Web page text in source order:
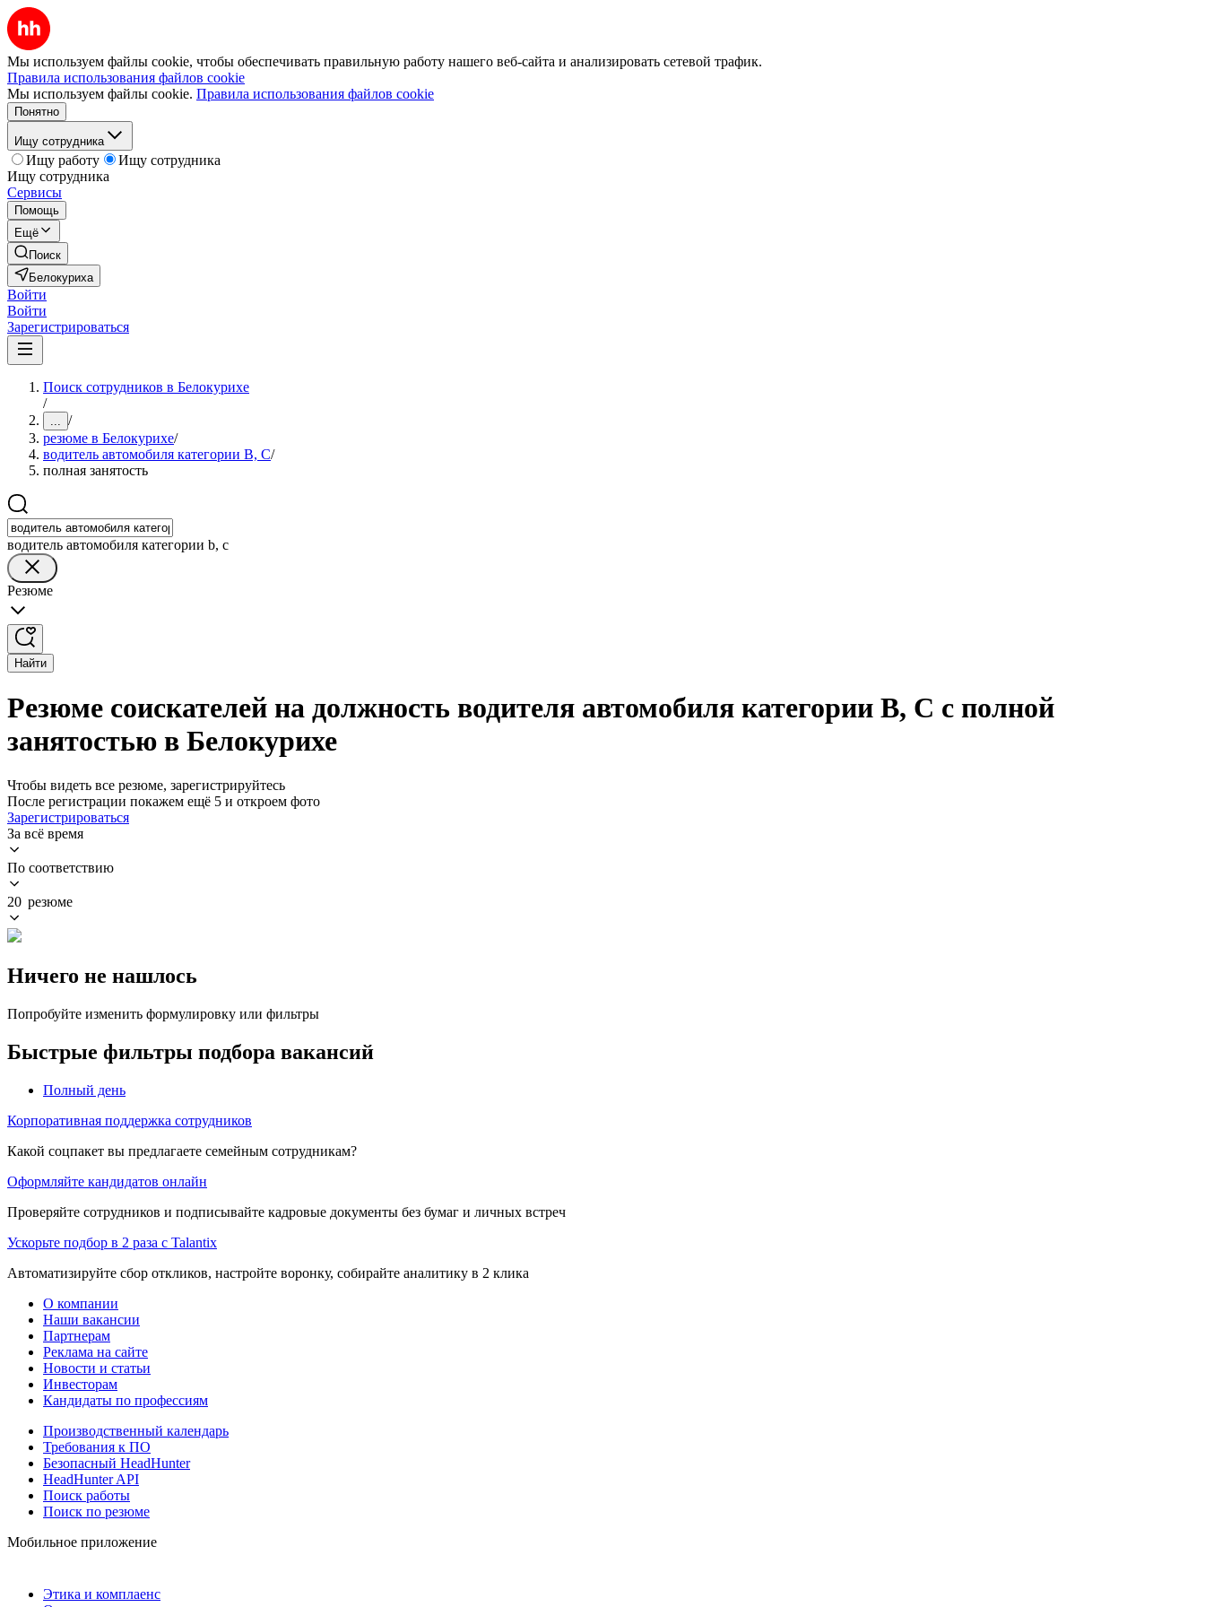
Мы используем файлы cookie, чтобы обеспечивать правильную работу нашего веб-сайта и анализировать сетевой трафик.
Правила использования файлов cookie
Мы используем файлы cookie. Правила использования файлов cookie
Понятно
Ищу сотрудника
Ищу работу
Ищу сотрудника
Ищу сотрудника
Сервисы
Помощь
Ещё
Поиск
Белокуриха
Войти
Войти
Зарегистрироваться
Поиск сотрудников в Белокурихе
/
... /
резюме в Белокурихе/
водитель автомобиля категории B, C/
полная занятость
водитель автомобиля категории b, c
Резюме
Найти
Резюме соискателей на должность водителя автомобиля категории B, C с полной
занятостью в Белокурихе
Чтобы видеть все резюме, зарегистрируйтесь
После регистрации покажем ещё 5 и откроем фото
Зарегистрироваться
За всё время
По соответствию
20 резюме
Ничего не нашлось
Попробуйте изменить формулировку или фильтры
Быстрые фильтры подбора вакансий
Полный день
Корпоративная поддержка сотрудников
Какой соцпакет вы предлагаете семейным сотрудникам?
Оформляйте кандидатов онлайн
Проверяйте сотрудников и подписывайте кадровые документы без бумаг и личных встреч
Ускорьте подбор в 2 раза с Talantix
Автоматизируйте сбор откликов, настройте воронку, собирайте аналитику в 2 клика
О компании
Наши вакансии
Партнерам
Реклама на сайте
Новости и статьи
Инвесторам
Кандидаты по профессиям
Производственный календарь
Требования к ПО
Безопасный HeadHunter
HeadHunter API
Поиск работы
Поиск по резюме
Мобильное приложение
Этика и комплаенс